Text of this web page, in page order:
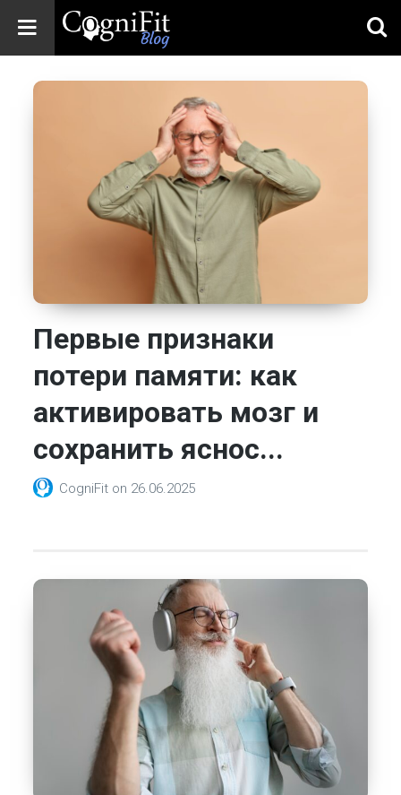
Brain Training,
Mental Health, and
Wellness
Первые признаки
потери памяти: как
активировать мозг и
сохранить яснос...
CogniFit on 26.06.2025